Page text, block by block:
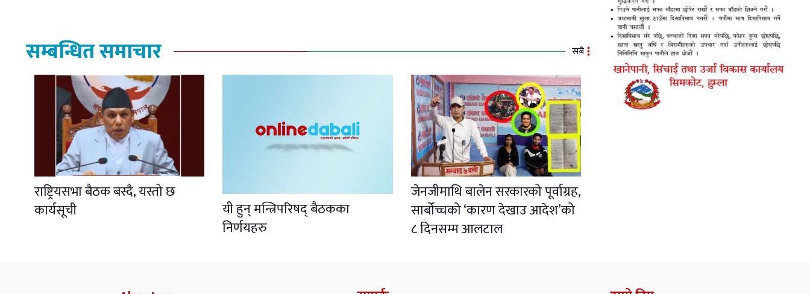
सम्बन्धित समाचार सबै
राष्ट्रियसभा बैठक बस्दै, यस्तो छ
कार्यसूची
यी हुन् मन्त्रिपरिषद् बैठकका
निर्णयहरु
जेनजीमाथि बालेन सरकारको पूर्वाग्रह,
सार्बोच्चको ‘कारण देखाउ आदेश’को
८ दिनसम्म आलटाल